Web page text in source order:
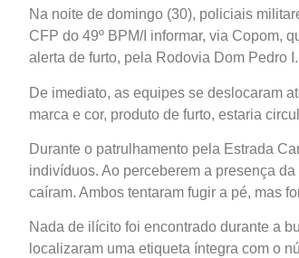
Na noite de domingo (30), policiais
CFP do 49º BPM/I informar, via Copom,
alerta de furto, pela Rodovia Dom Pedro I.
De imediato, as equipes se deslocaram
marca e cor, produto de furto, estaria
Durante o patrulhamento pela Estrada
indivíduos. Ao perceberem a presença
caíram. Ambos tentaram fugir a pé, mas
Nada de ilícito foi encontrado durante a
localizaram uma etiqueta íntegra com o